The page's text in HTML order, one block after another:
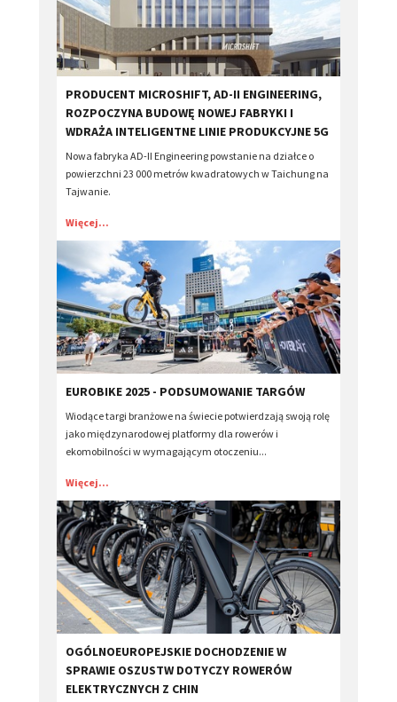
PRODUCENT MICROSHIFT, AD-II ENGINEERING,
ROZPOCZYNA BUDOWĘ NOWEJ FABRYKI I
WDRAŻA INTELIGENTNE LINIE PRODUKCYJNE 5G
Nowa fabryka AD-II Engineering powstanie na działce o
powierzchni 23 000 metrów kwadratowych w Taichung na
Tajwanie.
Więcej...
​EUROBIKE 2025 - PODSUMOWANIE TARGÓW
Wiodące targi branżowe na świecie potwierdzają swoją rolę
jako międzynarodowej platformy dla rowerów i
ekomobilności w wymagającym otoczeniu...
Więcej...
​OGÓLNOEUROPEJSKIE DOCHODZENIE W
SPRAWIE OSZUSTW DOTYCZY ROWERÓW
ELEKTRYCZNYCH Z CHIN